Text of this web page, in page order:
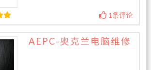
1条评论
AEPC-奥克兰电脑维修